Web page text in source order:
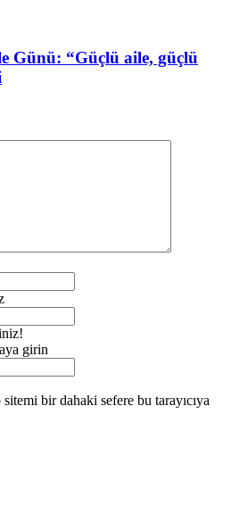
Günü: “Güçlü aile, güçlü
girin
bir dahaki sefere bu tarayıcıya